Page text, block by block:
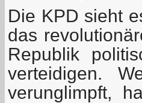
Die KPD sieht
das
Republik
verteidigen.
verunglimpft,